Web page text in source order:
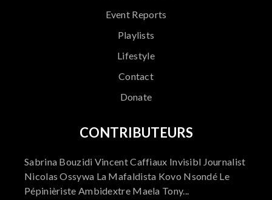
Event Reports
Playlists
Lifestyle
Contact
Donate
CONTRIBUTEURS
Sabrina Bouzidi Vincent Caffiaux Invisibl Journalist
Nicolas Ossywa La Mafaldista Kovo Nsondé Le
Pépinièriste Ambidextre Maela Tony...